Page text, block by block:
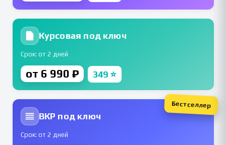
Курсовая под ключ
Срок: от 2 дней
от 6 990 ₽ 349 ⭐
ВКР под ключ
Срок: от 2 дней
Бестселлер